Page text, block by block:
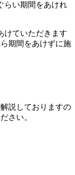
らい期間をあけれ
けていただきます
期間をあけずに施
説しておりますの
さい。